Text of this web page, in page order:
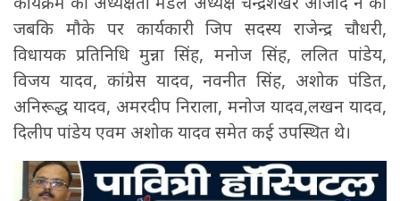
जबकि मौके पर कार्यकारी जिप सदस्य राजेन्द्र चौधरी,
विधायक प्रतिनिधि मुन्ना सिंह, मनोज सिंह, ललित पांडेय,
विजय यादव, कांग्रेस यादव, नवनीत सिंह, अशोक पंडित,
अनिरूद्ध यादव, अमरदीप निराला, मनोज यादव,लखन यादव,
दिलीप पांडेय एवम अशोक यादव समेत कई उपस्थित थे।